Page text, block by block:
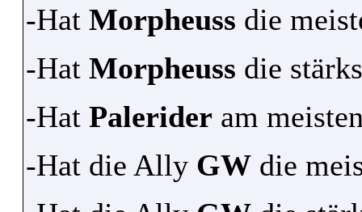
-Hat Morpheuss die
-Hat Morpheuss die
-Hat Palerider am
-Hat die Ally GW die